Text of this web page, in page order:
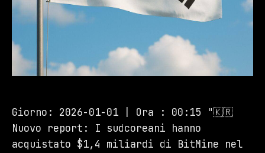
Giorno: 2026-01-01 | Ora : 00:15 "🇰🇷
Nuovo report: I sudcoreani hanno
acquistato $1,4 miliardi di BitMine nel